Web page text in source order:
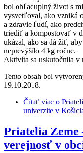
bol ohľaduplný život s
vysvetľoval, ako vzniká
a zdravie ľudí, ako
triediť a kompostovať v
ukázal, ako sa dá žiť,
neprevýšilo 4 kg ročne.
Aktivita sa uskutočnila v
Tento obsah bol
19.10.2018.
Čítať viac o
univerzite v
Priatelia Zeme
verejnosť v